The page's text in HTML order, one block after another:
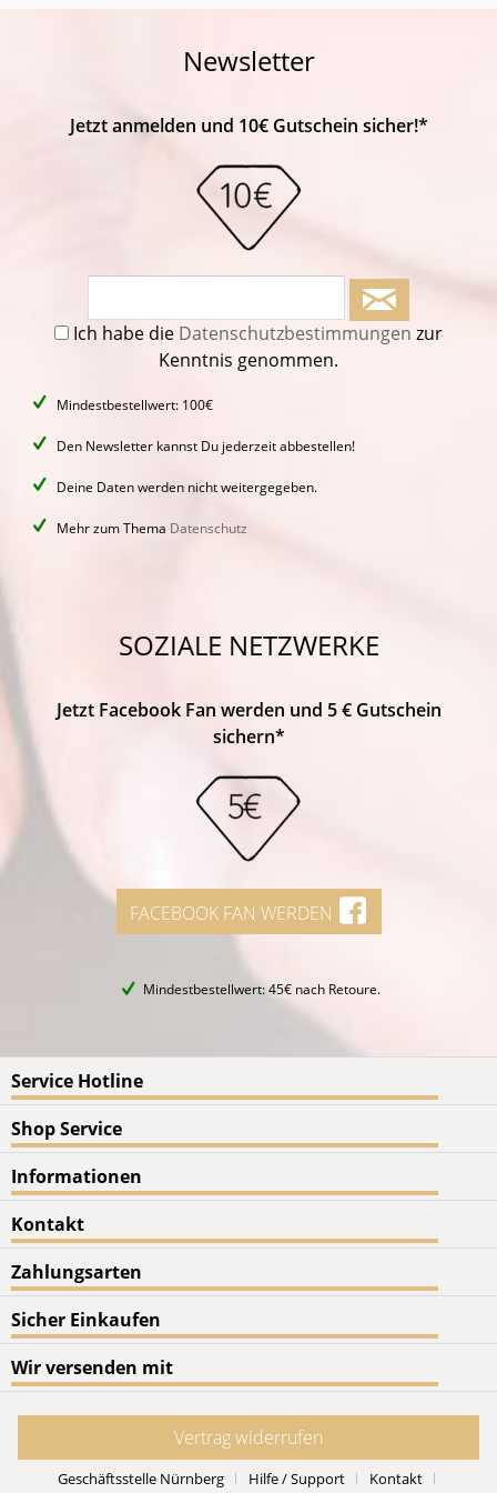
Newsletter
Jetzt anmelden und 10€ Gutschein sicher!*
Ich habe die Datenschutzbestimmungen zur
Kenntnis genommen.
Mindestbestellwert: 100€
Den Newsletter kannst Du jederzeit abbestellen!
Deine Daten werden nicht weitergegeben.
Mehr zum Thema Datenschutz
SOZIALE NETZWERKE
Jetzt Facebook Fan werden und 5 € Gutschein
sichern*
FACEBOOK FAN WERDEN
Mindestbestellwert: 45€ nach Retoure.
Service Hotline
Shop Service
Informationen
Kontakt
Zahlungsarten
Sicher Einkaufen
Wir versenden mit
Vertrag widerrufen
Geschäftsstelle Nürnberg Hilfe / Support Kontakt